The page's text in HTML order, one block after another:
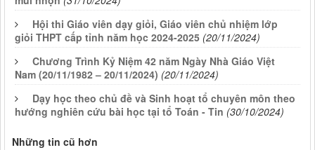
Hội thi Giáo viên dạy giỏi, Giáo viên chủ nhiệm lớp
giỏi THPT cấp tỉnh năm học 2024-2025 (20/11/2024)
Chương Trình Kỷ Niệm 42 năm Ngày Nhà Giáo Việt
Nam (20/11/1982 – 20/11/2024) (20/11/2024)
Dạy học theo chủ đề và Sinh hoạt tổ chuyên môn theo
hướng nghiên cứu bài học tại tổ Toán - Tin (30/10/2024)
Những tin cũ hơn